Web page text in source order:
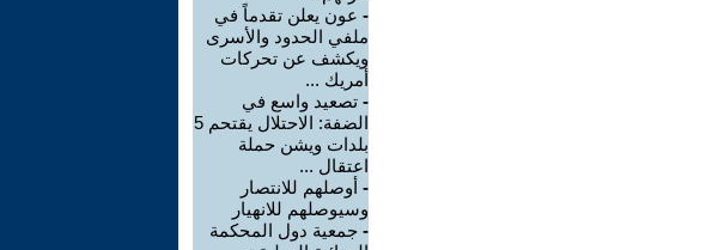
- عون يعلن تقدماً في
ملفي الحدود والأسرى
ويكشف عن تحركات
أمريك ...
- تصعيد واسع في
الضفة: الاحتلال يقتحم 5
بلدات ويشن حملة
اعتقال ...
- أوصلهم للانتصار
وسيوصلهم للانهيار
- جمعية دول المحكمة